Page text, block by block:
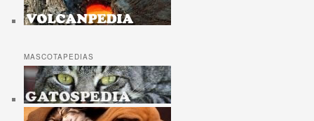
MASCOTAPEDIAS